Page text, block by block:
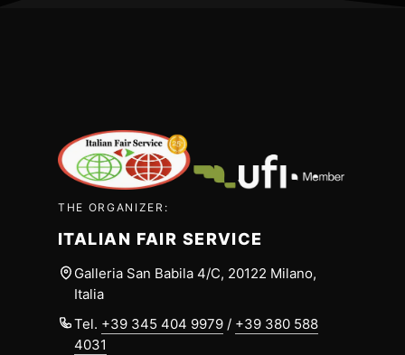
THE ORGANIZER:
ITALIAN FAIR SERVICE
Galleria San Babila 4/C, 20122 Milano,
Italia
Tel. +39 345 404 9979 / +39 380 588
4031